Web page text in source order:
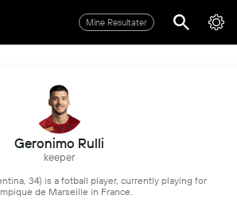
Mine Resultater
Geronimo Rulli
keeper
34) is a fotball player, currently playing for
de Marseille in France.